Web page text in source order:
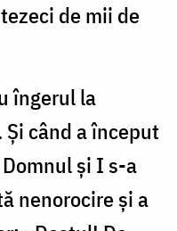
de mii de
îngerul la
când a început
şi I s-a
nenorocire şi a